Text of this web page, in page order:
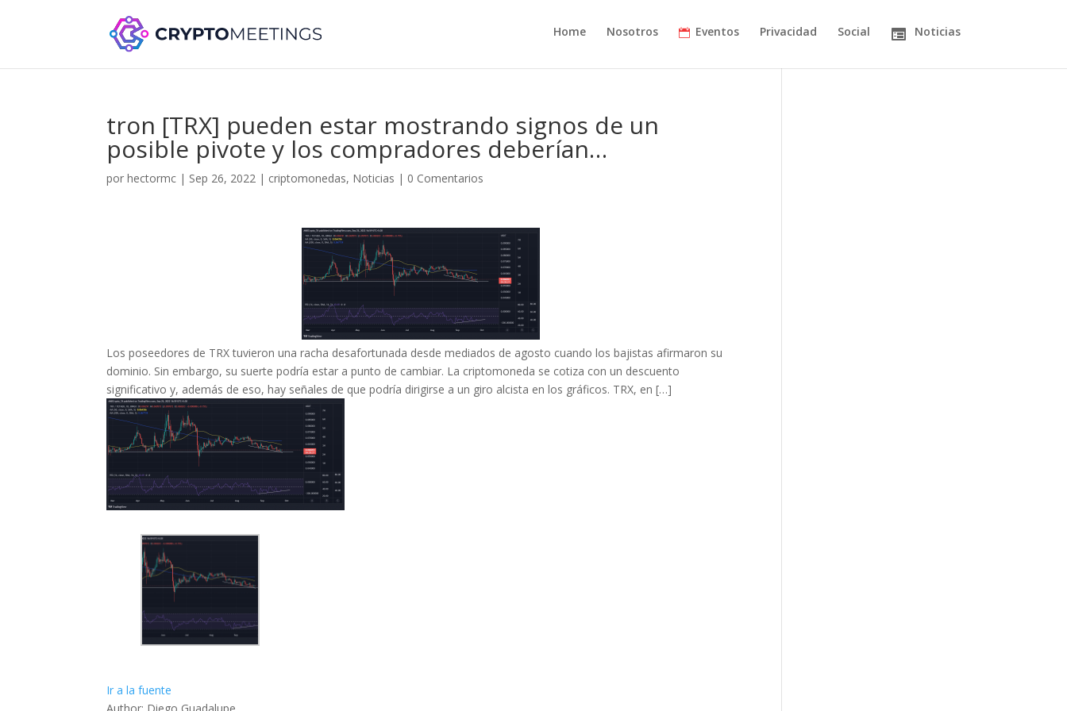
Home Nosotros Eventos Privacidad Social Noticias
tron [TRX] pueden estar mostrando signos de un
posible pivote y los compradores deberían…
porhectormc | Sep 26, 2022 | criptomonedas, Noticias | 0 Comentarios
Los poseedores de TRX tuvieron una racha desafortunada desde mediados de agosto cuando los bajistas afirmaron su
dominio. Sin embargo, su suerte podría estar a punto de cambiar. La criptomoneda se cotiza con un descuento
significativo y, además de eso, hay señales de que podría dirigirse a un giro alcista en los gráficos. TRX, en […]
Ir a la fuente